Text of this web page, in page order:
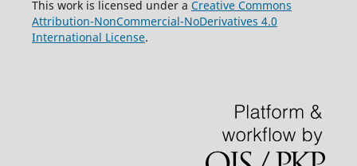
This work is licensed under a Creative Commons
Attribution-NonCommercial-NoDerivatives 4.0
International License.